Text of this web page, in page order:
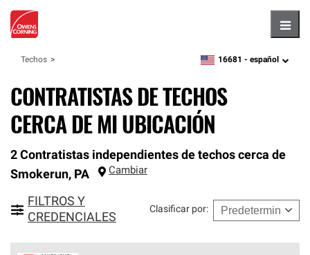
Techos zipcode, language
16681 - español
CONTRATISTAS DE TECHOS
CERCA DE MI UBICACIÓN
2 Contratistas independientes de techos cerca de
Smokerun, PA Cambiar
FILTROS Y
CREDENCIALES
Clasificar por: